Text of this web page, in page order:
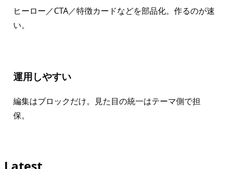
ヒーロー／CTA／特徴カードなどを部品化。作るのが速
い。
運用しやすい
編集はブロックだけ。見た目の統一はテーマ側で担
保。